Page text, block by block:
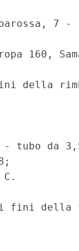
7 -
160,
della
- tubo da
C.
fini della